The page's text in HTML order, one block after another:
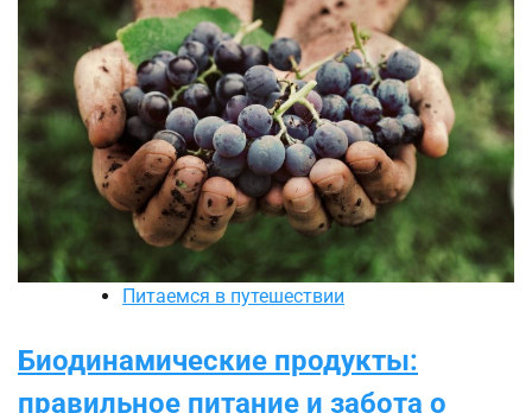
Питаемся в путешествии
Биодинамические продукты:
правильное питание и забота о